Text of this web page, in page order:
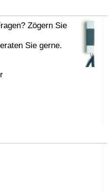
Zögern Sie
Sie gerne.